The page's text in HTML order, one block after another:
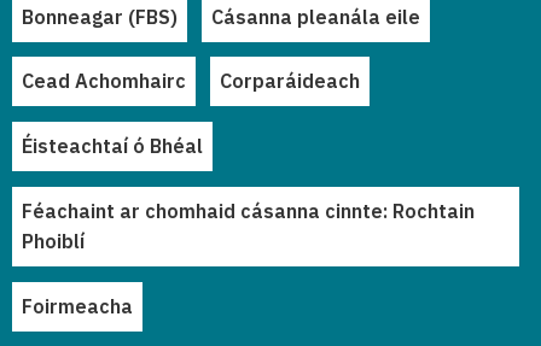
Bonneagar (FBS) Cásanna pleanála eile
Cead Achomhairc Corparáideach
Éisteachtaí ó Bhéal
Féachaint ar chomhaid cásanna cinnte: Rochtain
Phoiblí
Foirmeacha